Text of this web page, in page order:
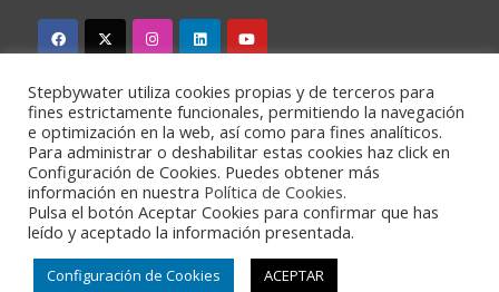
stepbywater@stepbywater.com
+34 682366973
©2020 - Stepbywater -Política de privacidad
Legal
Stepbywater utiliza cookies propias y de terceros para
fines estrictamente funcionales, permitiendo la navegación
e optimización en la web, así como para fines analíticos.
Para administrar o deshabilitar estas cookies haz click en
Configuración de Cookies. Puedes obtener más
información en nuestra Política de Cookies.
Pulsa el botón Aceptar Cookies para confirmar que has
leído y aceptado la información presentada.
Configuración de Cookies ACEPTAR